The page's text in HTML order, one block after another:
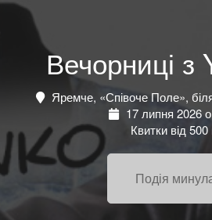
Вечорниці з
Яремче, «Співоче Поле»,
17 липня 2026
Квитки від 500
Подія